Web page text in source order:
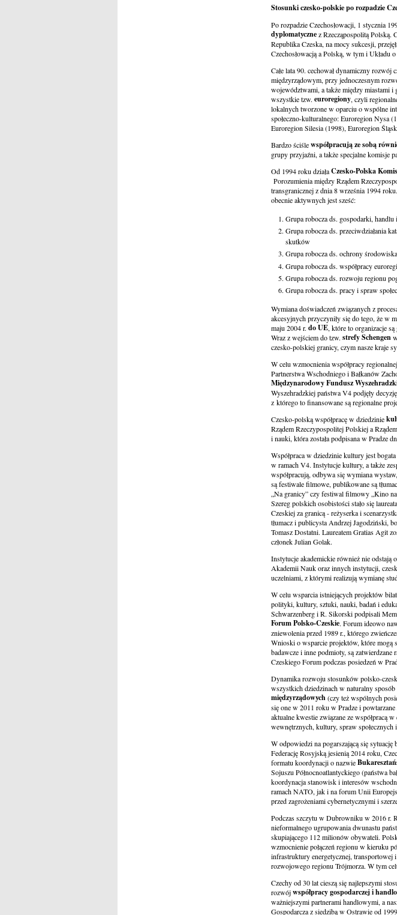
Stosunki czesko-polskie po rozpadzie
Po rozpadzie Czechosłowacji, 1 stycznia
dyplomatycznez Rzecząpospolitą Polską.
Republika Czeska, na mocy sukcesji,
Czechosłowacją a Polską, w tym i Układu
Całe lata 90. cechował dynamiczny
międzyrządowym, przy jednoczesnym
województwami, a także między miastami
wszystkie tzw. euroregiony, czyli
lokalnych tworzone w oparciu o wspólne
społeczno-kulturalnego: Euroregion Nysa
Euroregion Silesia (1998), Euroregion
Bardzo ściślewspółpracują ze sobą
grupy przyjaźni, a także specjalne komisje
Od 1994 roku działaCzesko-Polska
Porozumienia między Rządem
transgranicznej z dnia 8 września 1994
obecnie aktywnych jest sześć:
Grupa robocza ds. gospodarki,
Grupa robocza ds. przeciwdziałania
skutków
Grupa robocza ds. ochrony środowiska
Grupa robocza ds. współpracy
Grupa robocza ds. rozwoju regionu
Grupa robocza ds. pracy i spraw
Wymiana doświadczeń związanych z
akcesyjnych przyczyniły się do tego, że w
maju 2004 r. do UE, które to organizacje
Wraz z wejściem do tzw. strefy Schengen
czesko-polskiej granicy, czym nasze kraje
W celu wzmocnienia współpracy
Partnerstwa Wschodniego i Bałkanów
Międzynarodowy Fundusz
Wyszehradzkiej państwa V4 podjęły
z którego to finansowane są regionalne
Czesko-polską współpracę w dziedzinie
Rządem Rzeczypospolitej Polskiej a
i nauki, która została podpisana w Pradze
Współpraca w dziedzinie kultury jest
w ramach V4. Instytucje kultury, a także
współpracują, odbywa się wymiana
są festiwale filmowe, publikowane są
„Na granicy” czy festiwal filmowy „Kino
Szereg polskich osobistości stało się
Czeskiej za granicą - reżyserka i
tłumacz i publicysta Andrzej Jagodziński,
Tomasz Dostatni. Laureatem Gratias Agit
członek Julian Golak.
Instytucje akademickie również nie odstają
Akademii Nauk oraz innych instytucji,
uczelniami, z którymi realizują wymianę
W celu wsparcia istniejących projektów
polityki, kultury, sztuki, nauki, badań i
Schwarzenberg i R. Sikorski podpisali
Forum Polsko-Czeskie. Forum ideowo
zniewolenia przed 1989 r., którego
Wnioski o wsparcie projektów, które mogą
badawcze i inne podmioty, są
Czeskiego Forum podczas posiedzeń w
Dynamika rozwoju stosunków polsko-
wszystkich dziedzinach w naturalny
międzyrządowych(czy też wspólnych
się one w 2011 roku w Pradze i
aktualne kwestie związane ze współpracą
wewnętrznych, kultury, spraw społecznych
W odpowiedzi na pogarszającą się
Federację Rosyjską jesienią 2014 roku,
formatu koordynacji o nazwie
Sojuszu Północnoatlantyckiego (państwa
koordynacja stanowisk i interesów
ramach NATO, jak i na forum Unii
przed zagrożeniami cybernetycznymi i
Podczas szczytu w Dubrowniku w 2016 r.
nieformalnego ugrupowania dwunastu
skupiającego 112 milionów obywateli.
wzmocnienie połączeń regionu w kieruku
infrastruktury energetycznej, transportowej
rozwojowego regionu Trójmorza. W tym
Czechy od 30 lat cieszą się najlepszymi
rozwójwspółpracy gospodarczej i
ważniejszymi partnerami handlowymi, a
Gospodarcza z siedzibą w Ostrawie od